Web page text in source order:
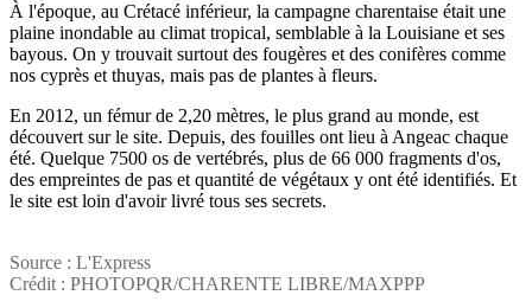
À l'époque, au Crétacé inférieur, la campagne charentaise était une
plaine inondable au climat tropical, semblable à la Louisiane et ses
bayous. On y trouvait surtout des fougères et des conifères comme
nos cyprès et thuyas, mais pas de plantes à fleurs.
En 2012, un fémur de 2,20 mètres, le plus grand au monde, est
découvert sur le site. Depuis, des fouilles ont lieu à Angeac chaque
été. Quelque 7500 os de vertébrés, plus de 66 000 fragments d'os,
des empreintes de pas et quantité de végétaux y ont été identifiés. Et
le site est loin d'avoir livré tous ses secrets.
Source : L'Express
Crédit : PHOTOPQR/CHARENTE LIBRE/MAXPPP